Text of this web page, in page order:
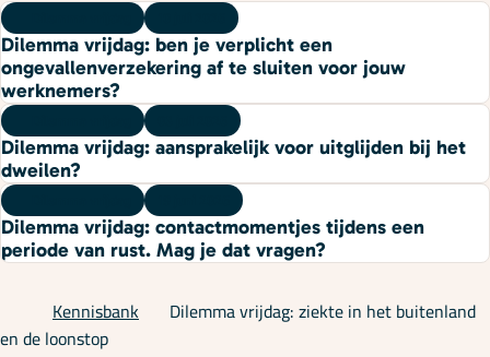
Dilemma vrijdag: ben je verplicht een
ongevallenverzekering af te sluiten voor jouw
werknemers?
Dilemma vrijdag: aansprakelijk voor uitglijden bij het
dweilen?
Dilemma vrijdag: contactmomentjes tijdens een
periode van rust. Mag je dat vragen?
Kennisbank
Dilemma vrijdag: ziekte in het buitenland
en de loonstop